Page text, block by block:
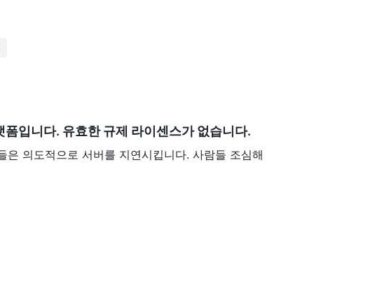
며, 이는 사기 가능성을 높입니다.
두로 게시됩니다.
하면 저희 팀이 문제를 해결하기 위해 노력할 것입니다.
.
와 비규제 상태 때문에 거래 데스크 사기 플랫폼으로 간주합니다. 관련 정보는 다음
니다. 투자의 안전과 법적 기준을 준수하기 위해 투명한 운영을 하는 규제된 중개업체
택할 때에는 인정받은 규제 기관에 의해 감독되는 플랫폼을 우선적으로 고려하여 보
폼입니다. 유효한 규제 라이센스가 없습니다.
은 의도적으로 서버를 지연시킵니다. 사람들 조심해